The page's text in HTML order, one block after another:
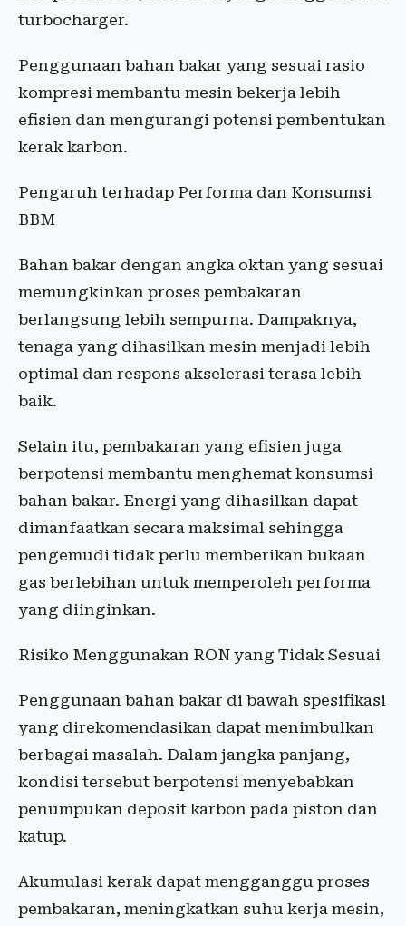
turbocharger.
Penggunaan bahan bakar yang sesuai rasio
kompresi membantu mesin bekerja lebih
efisien dan mengurangi potensi pembentukan
kerak karbon.
Pengaruh terhadap Performa dan Konsumsi
BBM
Bahan bakar dengan angka oktan yang sesuai
memungkinkan proses pembakaran
berlangsung lebih sempurna. Dampaknya,
tenaga yang dihasilkan mesin menjadi lebih
optimal dan respons akselerasi terasa lebih
baik.
Selain itu, pembakaran yang efisien juga
berpotensi membantu menghemat konsumsi
bahan bakar. Energi yang dihasilkan dapat
dimanfaatkan secara maksimal sehingga
pengemudi tidak perlu memberikan bukaan
gas berlebihan untuk memperoleh performa
yang diinginkan.
Risiko Menggunakan RON yang Tidak Sesuai
Penggunaan bahan bakar di bawah spesifikasi
yang direkomendasikan dapat menimbulkan
berbagai masalah. Dalam jangka panjang,
kondisi tersebut berpotensi menyebabkan
penumpukan deposit karbon pada piston dan
katup.
Akumulasi kerak dapat mengganggu proses
pembakaran, meningkatkan suhu kerja mesin,